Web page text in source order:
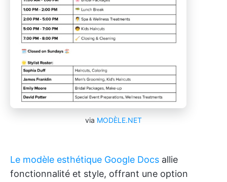
via MODÈLE.NET
Le modèle esthétique Google Docs allie
fonctionnalité et style, offrant une option